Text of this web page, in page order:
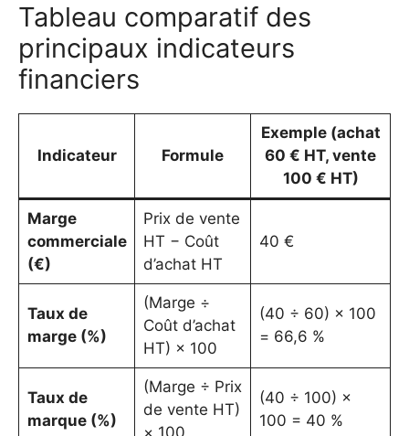
Tableau comparatif des
principaux indicateurs
financiers
Indicateur Formule
Exemple (achat
60 € HT, vente
100 € HT)
Marge
commerciale
(€)
Prix de vente
HT − Coût
d’achat HT
40 €
Taux de
marge (%)
(Marge ÷
Coût d’achat
HT) × 100
(40 ÷ 60) × 100
= 66,6 %
Taux de
marque (%)
(Marge ÷ Prix
de vente HT)
(40 ÷ 100) ×
100 = 40 %